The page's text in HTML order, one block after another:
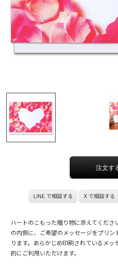
LINE で相談する X で相談する
ハートのこもった贈り物に添えてくださ
の内側に、ご希望のメッセージをプリン
ります。あらかじめ印刷されているメ
的にご利用いただけます。